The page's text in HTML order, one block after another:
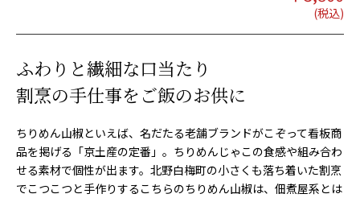
ふわりと繊細な口当たり
割烹の手仕事をご飯のお供に
ちりめん山椒といえば、名だたる老舗ブランドがこぞって看板商
品を掲げる「京土産の定番」。ちりめんじゃこの食感や組み合わ
せる素材で個性が出ます。北野白梅町の小さくも落ち着いた割烹
でこつこつと手作りするこちらのちりめん山椒は、佃煮屋系とは